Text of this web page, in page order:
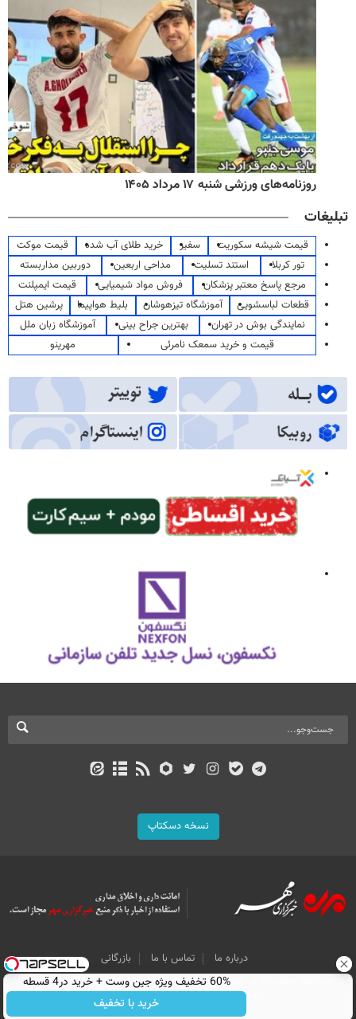
روزنامه‌های ورزشی شنبه ۱۷ مرداد ۱۴۰۵
تبلیغات
قیمت شیشه سکوریت سفیر خرید طلای آب شده
قیمت موکت
تور کربلا
استند تسلیت مداحی اربعین
دوربین مداربسته
مرجع پاسخ معتبر پزشکان
فروش مواد شیمیایی
قیمت ایمپلنت
قطعات لباسشویی
آموزشگاه تیزهوشان بلیط هواپیما
پرشین هتل
نمایندگی بوش در تهران
بهترین جراح بینی
آموزشگاه زبان ملل
قیمت و خرید سمعک نامرئی
مهرینو
نسخه دسکتاپ
درباره ما تماس با ما
بازرگانی
All Content by Mehr News Agency is licensed under a Creative Commons
Attribution 4.0 International License.
60% تخفیف ویژه جین وست + خرید در4 قسطه
خرید با تخفیف